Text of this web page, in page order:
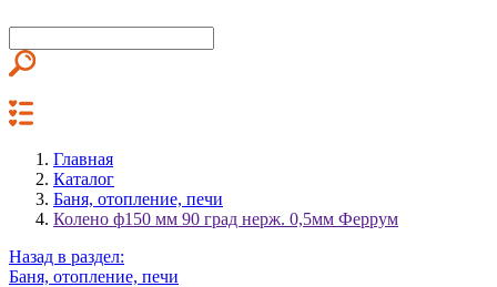
Главная
Каталог
Баня, отопление, печи
Колено ф150 мм 90 град нерж. 0,5мм Феррум
Назад в раздел:
Баня, отопление, печи